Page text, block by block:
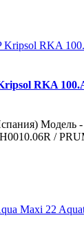
RKA
Модель
/
Maxi 22